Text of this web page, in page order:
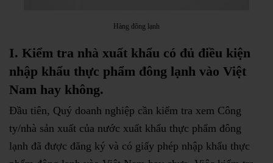
Hàng đông lạnh
I. Kiểm tra nhà xuất khẩu có đủ điều kiện
nhập khẩu thực phẩm đông lạnh vào Việt
Nam hay không.
Đầu tiên, Quý doanh nghiệp cần kiểm tra xem Công
ty/nhà sản xuất của nước xuất khẩu thực phẩm đông
lạnh đã được đăng ký và có giấy phép nhập khẩu thực